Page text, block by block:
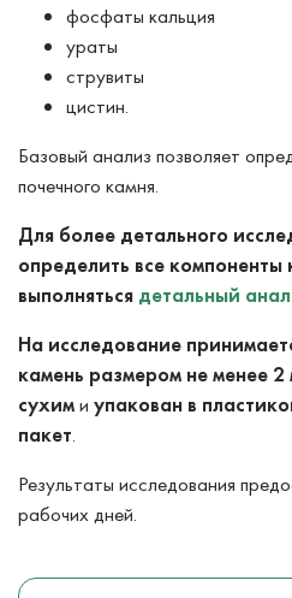
фосфаты кальция
ураты
струвиты
цистин.
Базовый анализ позволяет
почечного камня.
Для более детального
определить все
выполняться детальный
На исследование
камень размером не менее 2
сухими упакован в
пакет.
Результаты исследования
рабочих дней.